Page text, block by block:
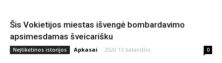
Šis Vokietijos miestas išvengė bombardavimo
apsimesdamas šveicarišku
Neįtikėtinos istorijos Apkasai - 2020 13 balandžio 0